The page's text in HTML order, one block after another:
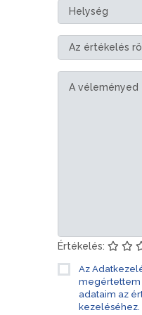
Értékelés:
Az
megértettem
adataim az
kezeléséhez.